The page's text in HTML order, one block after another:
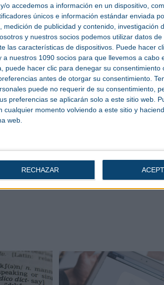
o accedemos a información en un dispositivo,
únicos e información estándar enviada
de publicidad y contenido, investigación
y nuestros socios podemos utilizar datos de
las características de dispositivos. Puede hacer
nuestros 1090 socios para que llevemos a cabo
puede hacer clic para denegar su consentimiento
antes de otorgar su consentimiento.
puede no requerir de su consentimiento,
preferencias se aplicarán solo a este sitio web.
momento volviendo a este sitio y
web.
RECHAZAR
asociación con la Revista Robótica, y
y operatividad de los
J. Norberto Pires, de la Universidad
fue de 35 mil metros
430 empresas nacionales y
provenientes de 24 países,
Italia. República Checa, Hungría,
0 Votos